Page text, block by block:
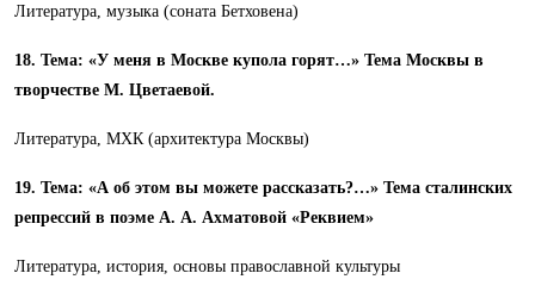
Литература, музыка (соната Бетховена)
18. Тема: «У меня в Москве купола горят…» Тема Москвы в
творчестве М. Цветаевой.
Литература, МХК (архитектура Москвы)
19. Тема: «А об этом вы можете рассказать?…» Тема сталинских
репрессий в поэме А. А. Ахматовой «Реквием»
Литература, история, основы православной культуры